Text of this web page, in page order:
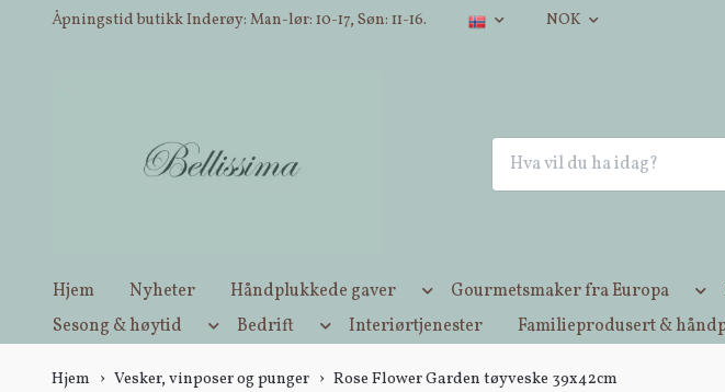
Åpningstid butikk Inderøy: Man-lør: 10-17, Søn: 11-16. NOK
Hjem Nyheter Håndplukkede gaver Gourmetsmaker fra Europa
Sesong & høytid
Bedrift Interiørtjenester Familieprodusert &
Hjem Vesker, vinposer og punger Rose Flower Garden tøyveske 39x42cm